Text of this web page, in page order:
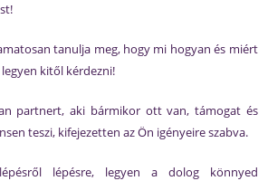
tanulja meg, hogy mi hogyan és miért
kitől kérdezni!
partnert, aki bármikor ott van, támogat és
teszi, kifejezetten az Ön igényeire szabva.
lépésre, legyen a dolog könnyed